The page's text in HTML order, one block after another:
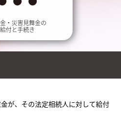
・災害見舞金の
給付と手続き
が、その法定相続人に対して給付